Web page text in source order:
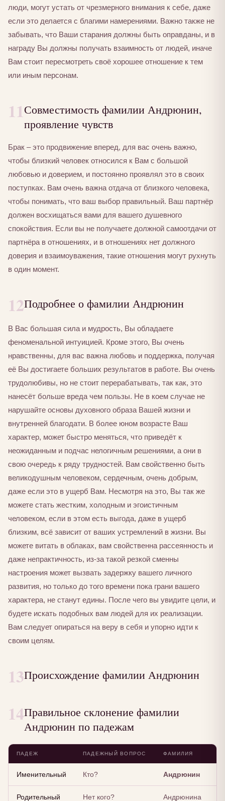
люди, могут устать от чрезмерного внимания к себе, даже
если это делается с благими намерениями. Важно также не
забывать, что Ваши старания должны быть оправданы, и в
награду Вы должны получать взаимность от людей, иначе
Вам стоит пересмотреть своё хорошее отношение к тем
или иным персонам.
11Совместимость фамилии Андрюнин,
проявление чувств
Брак – это продвижение вперед, для вас очень важно,
чтобы близкий человек относился к Вам с большой
любовью и доверием, и постоянно проявлял это в своих
поступках. Вам очень важна отдача от близкого человека,
чтобы понимать, что ваш выбор правильный. Ваш партнёр
должен восхищаться вами для вашего душевного
спокойствия. Если вы не получаете должной самоотдачи от
партнёра в отношениях, и в отношениях нет должного
доверия и взаимоуважения, такие отношения могут рухнуть
в один момент.
12Подробнее о фамилии Андрюнин
В Вас большая сила и мудрость, Вы обладаете
феноменальной интуицией. Кроме этого, Вы очень
нравственны, для вас важна любовь и поддержка, получая
её Вы достигаете больших результатов в работе. Вы очень
трудолюбивы, но не стоит перерабатывать, так как, это
нанесёт больше вреда чем пользы. Не в коем случае не
нарушайте основы духовного образа Вашей жизни и
внутренней благодати. В более юном возрасте Ваш
характер, может быстро меняться, что приведёт к
неожиданным и подчас нелогичным решениями, а они в
свою очередь к ряду трудностей. Вам свойственно быть
великодушным человеком, сердечным, очень добрым,
даже если это в ущерб Вам. Несмотря на это, Вы так же
можете стать жестким, холодным и эгоистичным
человеком, если в этом есть выгода, даже в ущерб
близким, всё зависит от ваших устремлений в жизни. Вы
можете витать в облаках, вам свойственна рассеянность и
даже непрактичность, из-за такой резкой сменны
настроения может вызвать задержку вашего личного
развития, но только до того времени пока грани вашего
характера, не станут едины. После чего вы увидите цели, и
будете искать подобных вам людей для их реализации.
Вам следует опираться на веру в себя и упорно идти к
своим целям.
13Происхождение фамилии Андрюнин
14Правильное склонение фамилии
Андрюнин по падежам
ПАДЕЖ ПАДЕЖНЫЙ ВОПРОС ФАМИЛИЯ
Именительный Кто? Андрюнин
Родительный Нет кого? Андрюнина